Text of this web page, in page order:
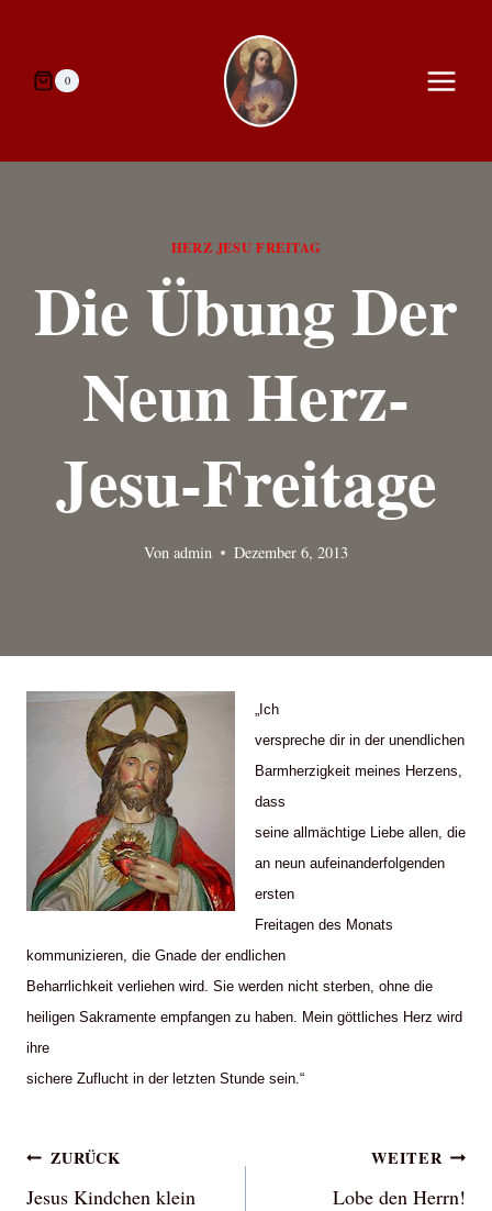
springen0
HERZ JESU FREITAG
Die Übung Der
Neun Herz-
Jesu-Freitage
Von admin Dezember 6, 2013
„Ich
verspreche dir in der unendlichen
Barmherzigkeit meines Herzens,
dass
seine allmächtige Liebe allen, die
an neun aufeinanderfolgenden
ersten
Freitagen des Monats
kommunizieren, die Gnade der endlichen
Beharrlichkeit verliehen wird. Sie werden nicht sterben, ohne die
heiligen Sakramente empfangen zu haben. Mein göttliches Herz wird
ihre
sichere Zuflucht in der letzten Stunde sein.“
Beitragsnavigation
ZURÜCK
Jesus Kindchen klein
WEITER
Lobe den Herrn!